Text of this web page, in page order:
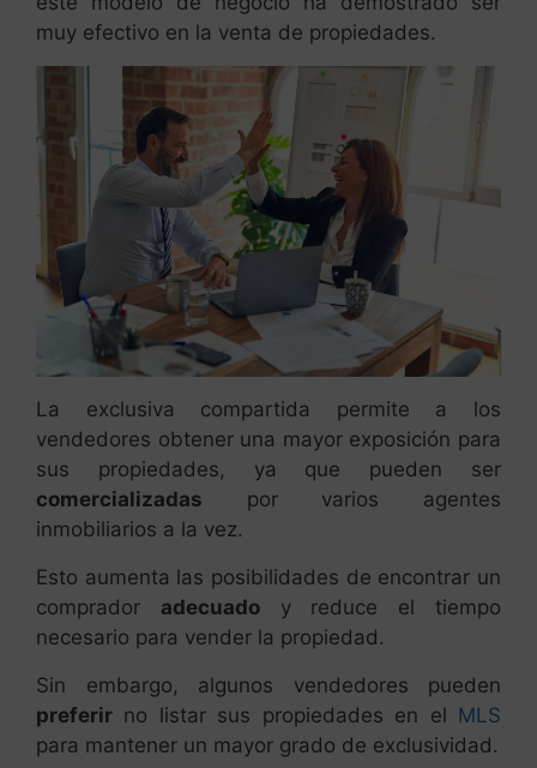
muy efectivo en la venta de propiedades.
La exclusiva compartida permite a los
vendedores obtener una mayor exposición para
sus propiedades, ya que pueden ser
comercializadas por varios agentes
inmobiliarios a la vez.
Esto aumenta las posibilidades de encontrar un
comprador adecuadoy reduce el tiempo
necesario para vender la propiedad.
Sin embargo, algunos vendedores pueden
preferir no listar sus propiedades en el MLS
para mantener un mayor grado de exclusividad.